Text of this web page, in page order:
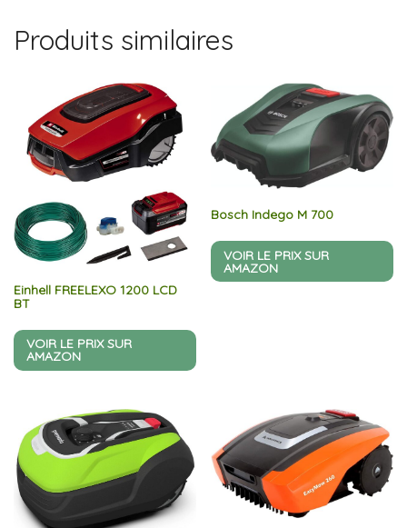
Produits similaires
Einhell FREELEXO 1200 LCD
BT
VOIR LE PRIX SUR
AMAZON
Bosch Indego M 700
VOIR LE PRIX SUR
AMAZON